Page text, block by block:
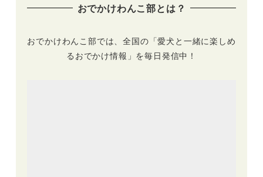
ゾート化へ
おでかけわんこ部とは？
おでかけわんこ部では、全国の「愛犬と一緒に楽しめ
るおでかけ情報」を毎日発信中！